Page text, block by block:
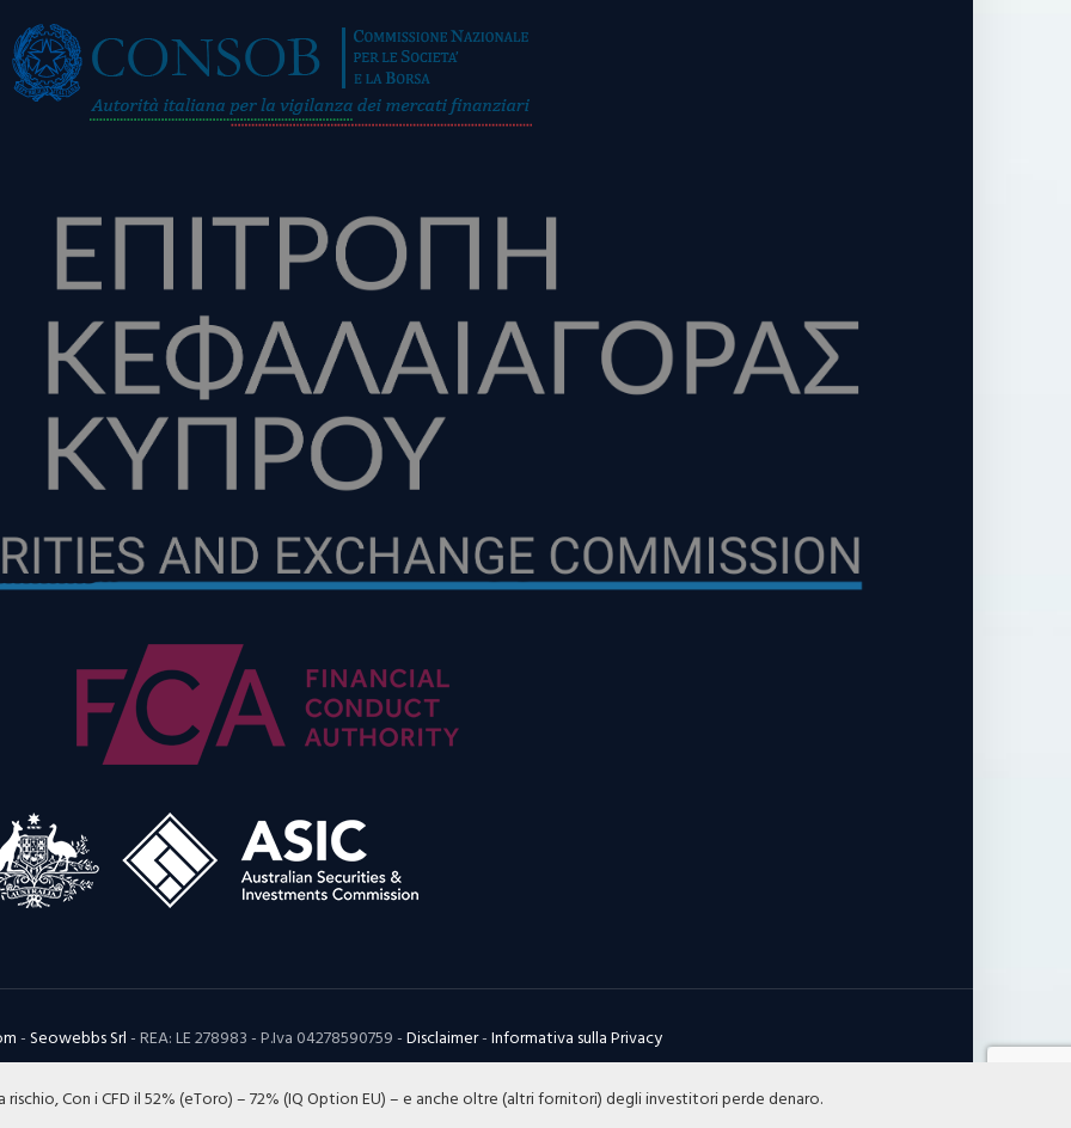
-Seowebbs Srl- REA: LE 278983 - P.Iva 04278590759 -Disclaimer-Informativa sulla Privacy
Con i CFD il 52% (eToro) – 72% (IQ Option EU) – e anche oltre (altri fornitori) degli investitori perde denaro.